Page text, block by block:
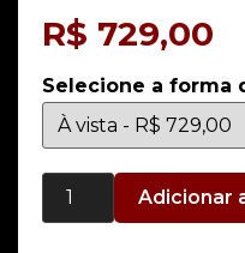
R$ 729,00
Selecione a forma
Adicionar